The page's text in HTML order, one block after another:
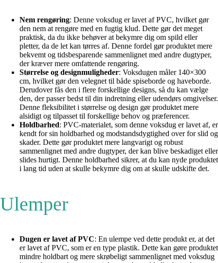
Nem rengøring: Denne voksdug er lavet af PVC, hvilket gør
den nem at rengøre med en fugtig klud. Dette gør det meget
praktisk, da du ikke behøver at bekymre dig om spild eller
pletter, da de let kan tørres af. Denne fordel gør produktet mere
bekvemt og tidsbesparende sammenlignet med andre dugtyper,
der kræver mere omfattende rengøring.
Størrelse og designmuligheder: Voksdugen måler 140×300
cm, hvilket gør den velegnet til både spiseborde og haveborde.
Derudover fås den i flere forskellige designs, så du kan vælge
den, der passer bedst til din indretning eller udendørs omgivelser.
Denne fleksibilitet i størrelse og design gør produktet mere
alsidigt og tilpasset til forskellige behov og præferencer.
Holdbarhed: PVC-materialet, som denne voksdug er lavet af, er
kendt for sin holdbarhed og modstandsdygtighed over for slid og
skader. Dette gør produktet mere langvarigt og robust
sammenlignet med andre dugtyper, der kan blive beskadiget eller
slides hurtigt. Denne holdbarhed sikrer, at du kan nyde produktet
i lang tid uden at skulle bekymre dig om at skulle udskifte det.
Ulemper
Dugen er lavet af PVC: En ulempe ved dette produkt er, at det
er lavet af PVC, som er en type plastik. Dette kan gøre produktet
mindre holdbart og mere skrøbeligt sammenlignet med voksdug